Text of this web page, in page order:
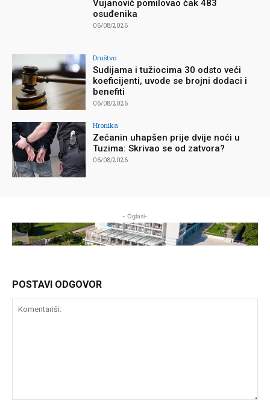
Vujanović pomilovao čak 483
osuđenika
06/08/2026
Društvo
Sudijama i tužiocima 30 odsto veći
koeficijenti, uvode se brojni dodaci i
benefiti
06/08/2026
Hronika
Zećanin uhapšen prije dvije noći u
Tuzima: Skrivao se od zatvora?
06/08/2026
- Oglasi-
POSTAVI ODGOVOR